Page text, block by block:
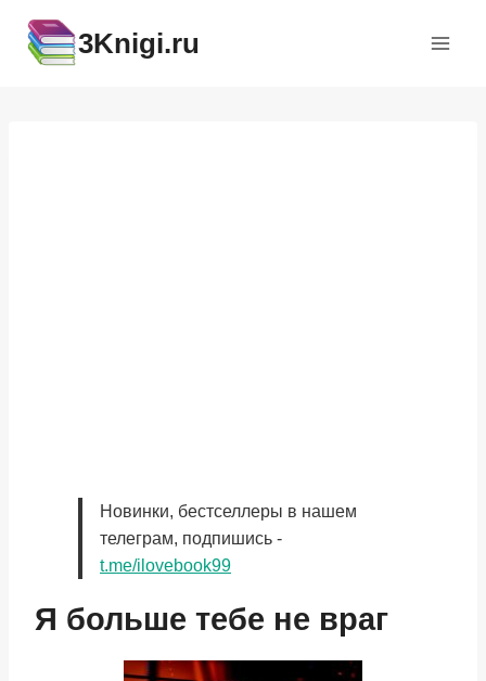
содержимому
3Knigi.ru
Новинки, бестселлеры в нашем
телеграм, подпишись -
t.me/ilovebook99
Я больше тебе не враг